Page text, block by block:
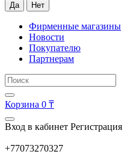
Да Нет
Фирменные магазины
Новости
Покупателю
Партнерам
Корзина 0 ₸
Вход в кабинет Регистрация
+77073270327